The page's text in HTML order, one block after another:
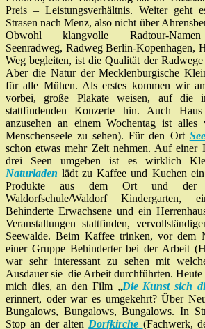
Preis – Leistungsverhältnis. Weiter geht
Strasen nach Menz, also nicht über
Obwohl klangvolle Radtour-Namen
Seenradweg, Radweg Berlin-Kopenhagen,
Weg begleiten, ist die Qualität der
Aber die Natur der Mecklenburgische
für alle Mühen. Als erstes kommen wir
vorbei, große Plakate weisen, auf die
stattfindenden Konzerte hin. Auch
anzusehen an einem Wochentag ist alles
Menschenseele zu sehen). Für den Ort
schon etwas mehr Zeit nehmen. Auf einer
drei Seen umgeben ist es wirklich
Naturladen lädt zu Kaffee und Kuchen
Produkte aus dem Ort und der
Waldorfschule/Waldorf Kindergarten,
Behinderte Erwachsene und ein
Veranstaltungen stattfinden,
Seewalde. Beim Kaffee trinken, vor dem
einer Gruppe Behinderter bei der Arbeit
war sehr interessant zu sehen mit
Ausdauer sie die Arbeit durchführten. Heute
mich dies, an den Film „Die Kunst sich
erinnert, oder war es umgekehrt? Über
Bungalows, Bungalows, Bungalows. In
Stop an der alten Dorfkirche (Fachwerk,